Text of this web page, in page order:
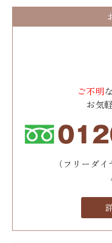
ご不明
お気
（フリーダ